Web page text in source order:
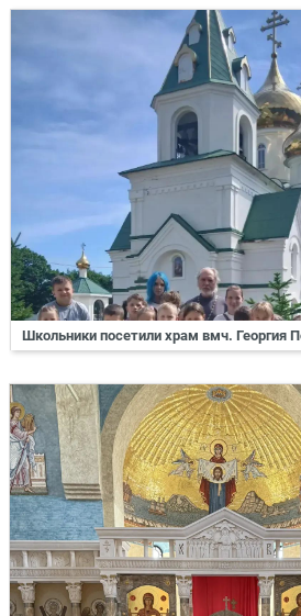
Школьники посетили храм вмч. Георгия